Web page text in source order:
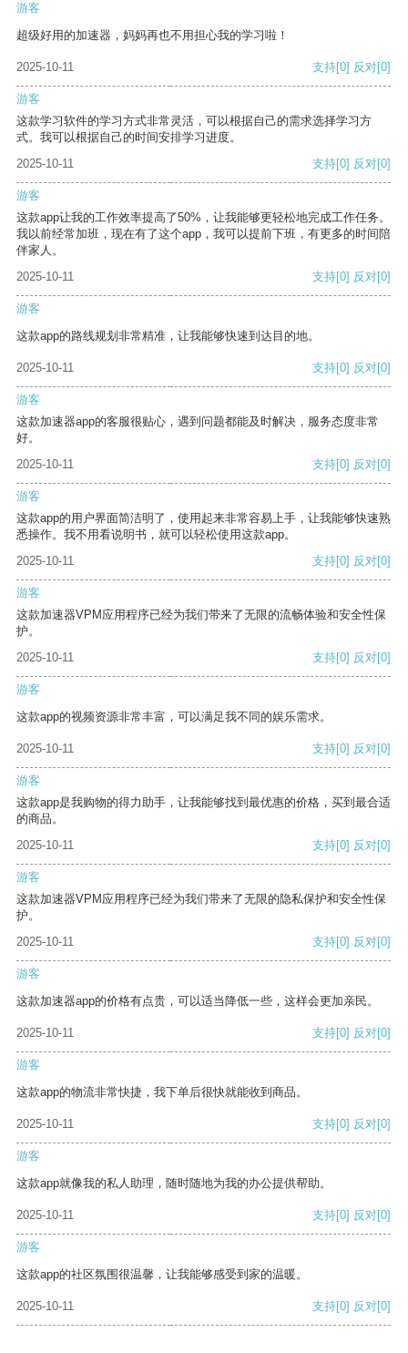
游客
超级好用的加速器，妈妈再也不用担心我的学习啦！
2025-10-11 支持[0] 反对[0]
游客
这款学习软件的学习方式非常灵活，可以根据自己的需求选择学习方
式。我可以根据自己的时间安排学习进度。
2025-10-11
支持[0] 反对[0]
游客
这款app让我的工作效率提高了50%，让我能够更轻松地完成工作任务。
我以前经常加班，现在有了这个app，我可以提前下班，有更多的时间陪
伴家人。
2025-10-11
支持[0] 反对[0]
游客
这款app的路线规划非常精准，让我能够快速到达目的地。
2025-10-11 支持[0] 反对[0]
游客
这款加速器app的客服很贴心，遇到问题都能及时解决，服务态度非常
好。
2025-10-11
支持[0] 反对[0]
游客
这款app的用户界面简洁明了，使用起来非常容易上手，让我能够快速熟
悉操作。我不用看说明书，就可以轻松使用这款app。
2025-10-11
支持[0] 反对[0]
游客
这款加速器VPM应用程序已经为我们带来了无限的流畅体验和安全性保
护。
2025-10-11
支持[0] 反对[0]
游客
这款app的视频资源非常丰富，可以满足我不同的娱乐需求。
2025-10-11 支持[0] 反对[0]
游客
这款app是我购物的得力助手，让我能够找到最优惠的价格，买到最合适
的商品。
2025-10-11
支持[0] 反对[0]
游客
这款加速器VPM应用程序已经为我们带来了无限的隐私保护和安全性保
护。
2025-10-11
支持[0] 反对[0]
游客
这款加速器app的价格有点贵，可以适当降低一些，这样会更加亲民。
2025-10-11 支持[0] 反对[0]
游客
这款app的物流非常快捷，我下单后很快就能收到商品。
2025-10-11 支持[0] 反对[0]
游客
这款app就像我的私人助理，随时随地为我的办公提供帮助。
2025-10-11 支持[0] 反对[0]
游客
这款app的社区氛围很温馨，让我能够感受到家的温暖。
2025-10-11 支持[0] 反对[0]